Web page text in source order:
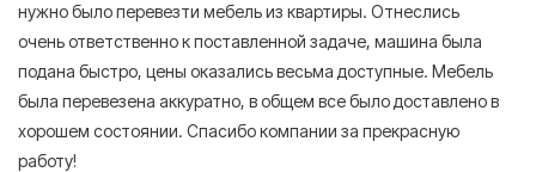
нужно было перевезти мебель из квартиры. Отнеслись
очень ответственно к поставленной задаче, машина была
подана быстро, цены оказались весьма доступные. Мебель
была перевезена аккуратно, в общем все было доставлено в
хорошем состоянии. Спасибо компании за прекрасную
работу!